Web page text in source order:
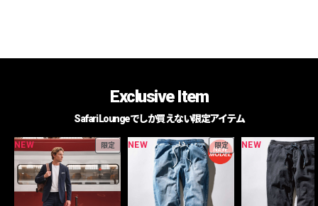
Exclusive Item
Safari Loungeでしか買えない限定アイテム
NEW 限定 NEW 限定 NEW